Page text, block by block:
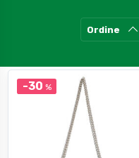
Ordine
-30 %